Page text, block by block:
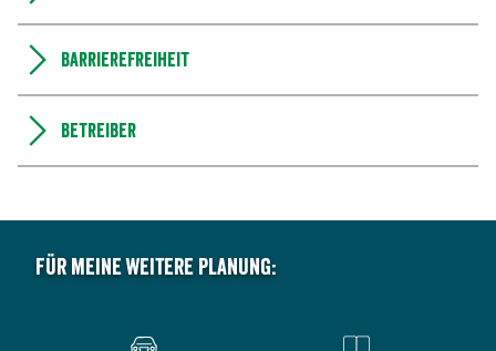
Barrierefreiheit
Betreiber
Für meine weitere Planung: